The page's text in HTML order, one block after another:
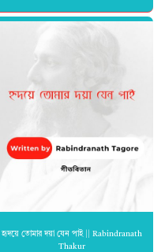
হৃদয়ে তোমার দয়া যেন পাই || Rabindranath
Thakur